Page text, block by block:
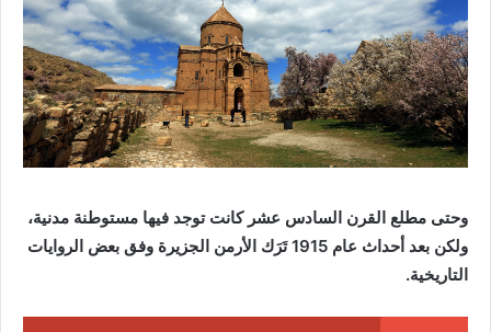
وحتى مطلع القرن السادس عشر كانت توجد فيها مستوطنة مدنية،
ولكن بعد أحداث عام 1915 تَرَك الأرمن الجزيرة وفق بعض الروايات
التاريخية.